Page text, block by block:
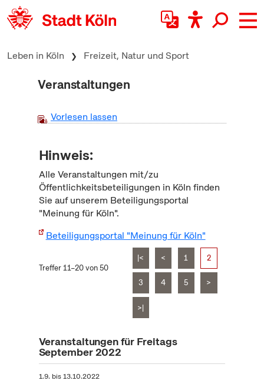
zum Inhalt springen
Leben in Köln Freizeit, Natur und Sport
Veranstaltungen
Vorlesen lassen
Hinweis:
Alle Veranstaltungen mit/zu
Öffentlichkeitsbeteiligungen in Köln finden
Sie auf unserem Beteiligungsportal
"Meinung für Köln".
Beteiligungsportal "Meinung für Köln"
Treffer 11–20 von 50
|< < 1 2
3 4 5 >
>|
Veranstaltungen für Freitags
September 2022
1.9. bis13.10.2022